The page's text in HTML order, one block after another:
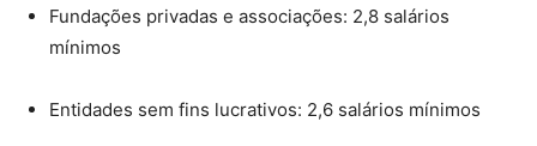
Fundações privadas e associações: 2,8 salários
mínimos
Entidades sem fins lucrativos: 2,6 salários mínimos